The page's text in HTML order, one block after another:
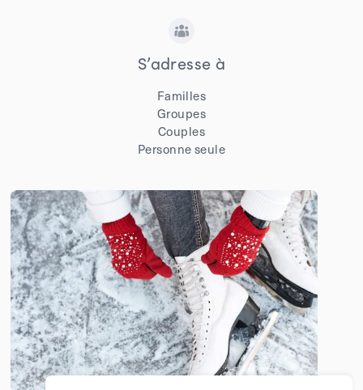
S’adresse à
Familles
Groupes
Couples
Personne seule